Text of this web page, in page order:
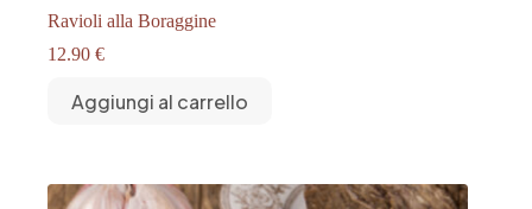
Ravioli alla Boraggine
12.90 €
Aggiungi al carrello